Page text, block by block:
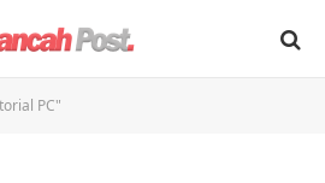
PC"